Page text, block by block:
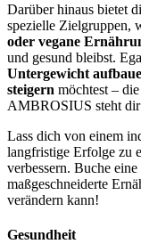
Darüber hinaus bietet
spezielle Zielgruppen,
oder vegane
und gesund bleibst.
Untergewicht
steigern möchtest –
AMBROSIUS steht dir
Lass dich von einem
langfristige Erfolge zu
verbessern. Buche
maßgeschneiderte
verändern kann!
Gesundheit